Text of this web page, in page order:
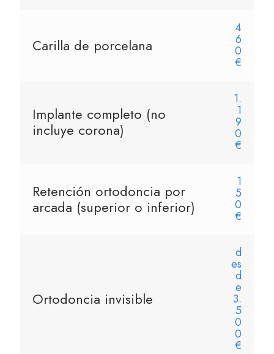
Carilla de porcelana
4
6
0
€
Implante completo (no
incluye corona)
1.
1
9
0
€
Retención ortodoncia por
arcada (superior o inferior)
1
5
0
€
Ortodoncia invisible
d
es
d
e
3.
5
0
0
€